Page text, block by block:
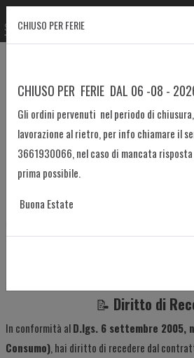
Home Informazioni
📦Resi
Prima di procedere con la richiesta di reso, ti
nostro Servizio Clienti per segnalare
Telefono:080 3320366
📝 Diritto di
In conformità alD.lgs. 6 settembre 2005,
Consumo) , hai diritto di recedere dal
CHIUSO PER FERIE
CHIUSO PER FERIE DAL 06 -08 -
Gli ordini pervenuti nel periodo di
lavorazione al rietro, per info chiamare il
3661930066, nel caso di mancata
prima possibile.
Buona Estate